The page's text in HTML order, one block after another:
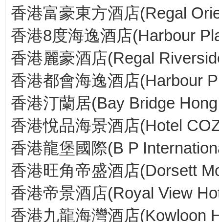
香港富豪東方酒店(Regal
香港8度海逸酒店(Harbour
香港麗豪酒店(Regal
香港都會海逸酒店(Harbour
香港汀蘭居(Bay Bridge
香港悅品海景酒店(Hotel
香港龍堡國際(B P
香港旺角帝盛酒店(Dorsett
香港帝景酒店(Royal View
香港九龍海灣酒店(Kowloon